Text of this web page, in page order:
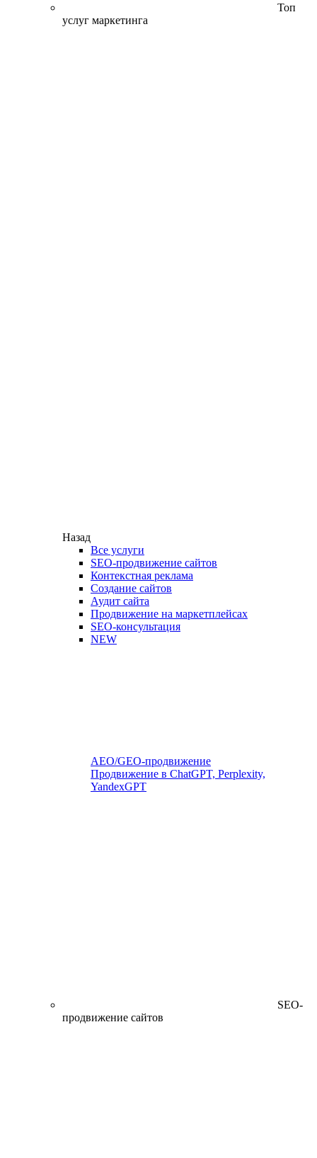
Топ
услуг маркетинга
Назад
Все услуги
SEO-продвижение сайтов
Контекстная реклама
Создание сайтов
Аудит сайта
Продвижение на маркетплейсах
SEO-консультация
NEW
AEO/GEO-продвижение
Продвижение в ChatGPT, Perplexity,
YandexGPT
SEO-
продвижение сайтов